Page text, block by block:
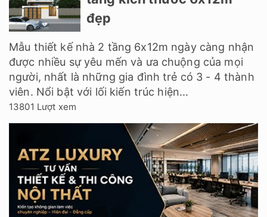
đẹp
Mẫu thiết kế nhà 2 tầng 6x12m ngày càng nhận
được nhiều sự yêu mến và ưa chuộng của mọi
người, nhất là những gia đình trẻ có 3 - 4 thành
viên. Nổi bật với lối kiến trúc hiện...
13801 Lượt xem